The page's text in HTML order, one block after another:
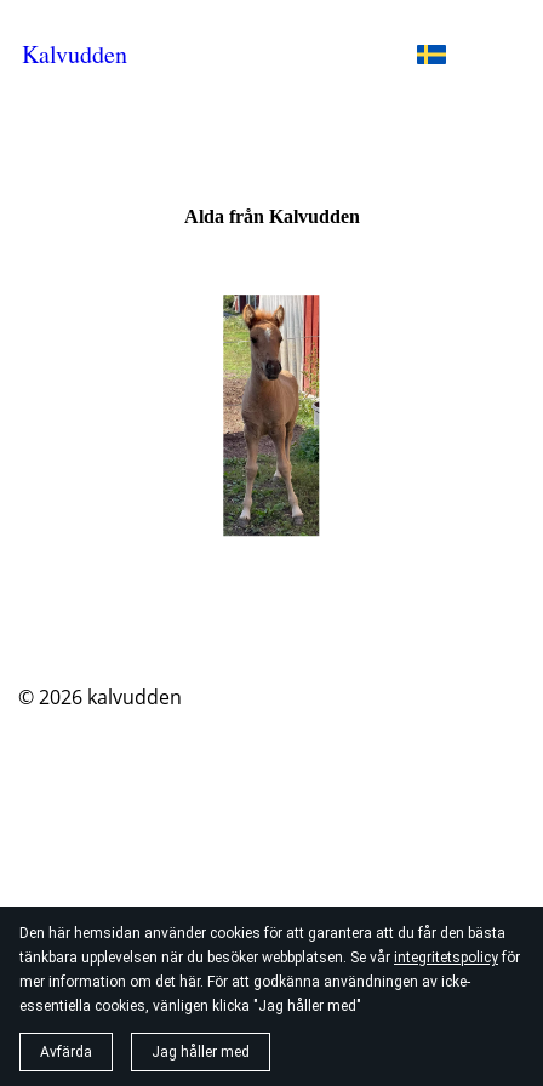
Den här hemsidan använder cookies för att garantera att du får den bästa
tänkbara upplevelsen när du besöker webbplatsen. Se vår integritetspolicyför
mer information om det här. För att godkänna användningen av icke-
essentiella cookies, vänligen klicka "Jag håller med"
Avfärda Jag håller med
Kalvudden
Alda från Kalvudden
© 2026 kalvudden